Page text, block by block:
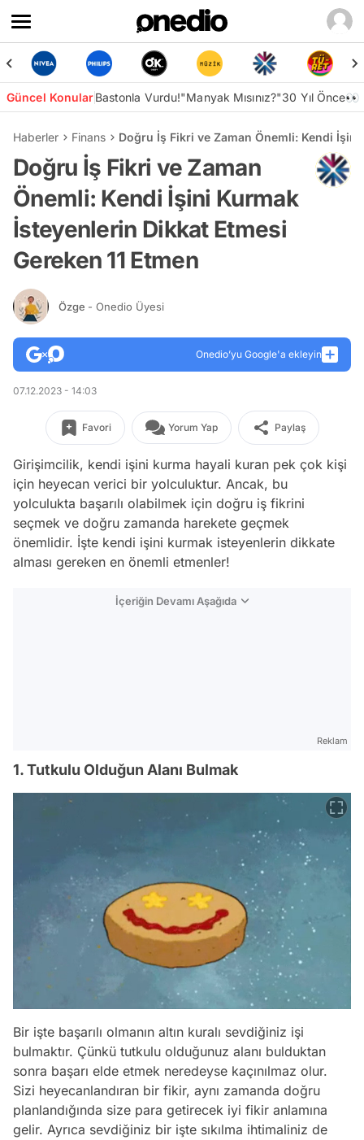
Güncel KonularBastonla Vurdu!"Manyak Mısınız?"30 Yıl Önce👀
Haberler Finans Doğru İş Fikri ve Zaman Önemli: Kendi
Doğru İş Fikri ve Zaman
Önemli: Kendi İşini Kurmak
İsteyenlerin Dikkat Etmesi
Gereken 11 Etmen
Özge - Onedio Üyesi
Onedio’yu Google'a ekleyin
07.12.2023 - 14:03
Favori Yorum Yap Paylaş
Girişimcilik, kendi işini kurma hayali kuran pek çok kişi
için heyecan verici bir yolculuktur. Ancak, bu
yolculukta başarılı olabilmek için doğru iş fikrini
seçmek ve doğru zamanda harekete geçmek
önemlidir. İşte kendi işini kurmak isteyenlerin dikkate
alması gereken en önemli etmenler!
İçeriğin Devamı Aşağıda
Reklam
1. Tutkulu Olduğun Alanı Bulmak
Bir işte başarılı olmanın altın kuralı sevdiğiniz işi
bulmaktır. Çünkü tutkulu olduğunuz alanı bulduktan
sonra başarı elde etmek neredeyse kaçınılmaz olur.
Sizi heyecanlandıran bir fikir, aynı zamanda doğru
planlandığında size para getirecek iyi fikir anlamına
gelir. Ayrıca sevdiğiniz bir işte sıkılma ihtimaliniz de